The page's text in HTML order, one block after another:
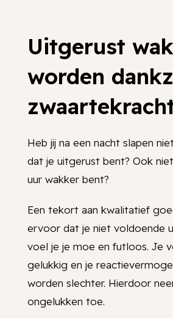
Uitgerust
worden
Heb jij na een nacht slapen
dat je uitgerust bent? Ook
uur wakker bent?
Een tekort aan kwalitatief
ervoor dat je niet voldoende
voel je je moe en futloos. Je
gelukkig en je
worden slechter. Hierdoor
ongelukken toe.